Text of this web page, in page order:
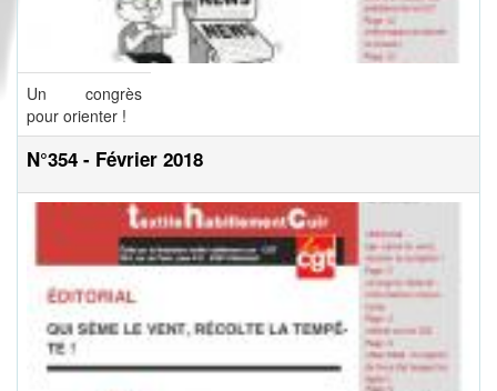
Un congrès
pour orienter !
N°354 - Février 2018